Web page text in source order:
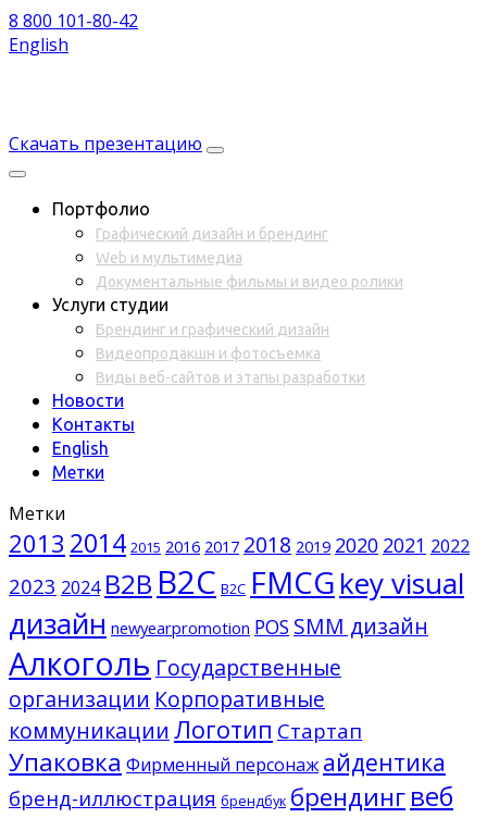
8 800 101-80-42
English
Скачать презентацию
Портфолио
Графический дизайн и брендинг
Web и мультимедиа
Документальные фильмы и видео ролики
Услуги студии
Брендинг и графический дизайн
Видеопродакшн и фотосъемка
Виды веб-сайтов и этапы разработки
Новости
Контакты
English
Метки
Метки
2013 2014 2015 2016 2017 2018 2019 2020 2021 2022
2023 2024 B2B B2C B2С FMCGkey visual
дизайн newyearpromotion POS SMM дизайн
Алкоголь Государственные
организации Корпоративные
коммуникации Логотип Стартап
Упаковка Фирменный персонаж айдентика
бренд-иллюстрация брендбук брендингвеб